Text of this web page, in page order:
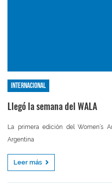
Internacional
Llegó la semana del WALA
La primera edición del Women’s
Argentina
Leer más